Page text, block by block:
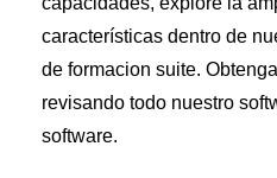
características dentro de
de formacion suite.
revisando todo nuestro
software.